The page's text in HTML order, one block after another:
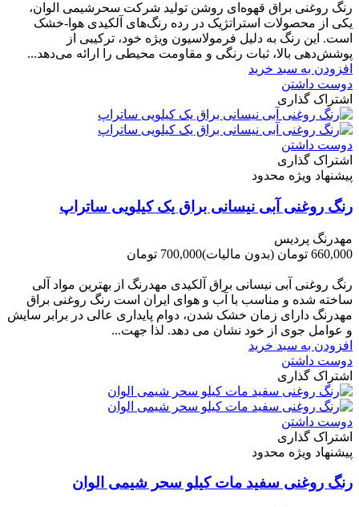
رنگ روغنی براق قهوه‌ای روشن تولید شرکت سحرشیمی الوان،
یکی از محصولات استراتژیک در رده رنگ‌های آلکیدی هوا-خشک
است. این رنگ به دلیل فرمولاسیون ویژه خود، ترکیبی از
پوشش‌دهی بالا، ثبات رنگی و مقاومت محیطی را ارائه می‌دهد...
افزودن به سبد خرید
دوست داشتن
اشتراک گذاری
دوست داشتن
اشتراک گذاری
پیشنهاد ویژه محدود
رنگ روغنی آبی نیسانی براق یک کیلویی ساتراپ
مهدرنگ پردیس
660,000 تومان
(بدون مالیات)700,000 تومان
رنگ روغنی آبی نیسانی براق آلکیدی مهدرنگ از بهترین مواد آلی
ساخته شده و مناسب با آب و هوای ایران است رنگ روغنی براق
مهدرنگ دارای زﻣﺎن ﺧﺸﮏ ﺷﺪن، دوام ﭘﺎﯾﺪاری عالی در ﺑﺮاﺑﺮ ﺳﺎﯾﺶ
و ﻋﻮاﻣﻞ ﺟﻮی از ﺧﻮد ﻧﺸﺎن ﻣﯽ دﻫﺪ. ﻟﺬا ﺟﻬﺖ...
افزودن به سبد خرید
دوست داشتن
اشتراک گذاری
دوست داشتن
اشتراک گذاری
پیشنهاد ویژه محدود
رنگ روغنی سفید مات کیلو سحر شیمی الوان